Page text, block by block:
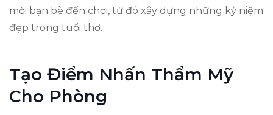
mời bạn bè đến chơi, từ đó xây dựng những kỷ niệm
đẹp trong tuổi thơ.
Tạo Điểm Nhấn Thẩm Mỹ
Cho Phòng